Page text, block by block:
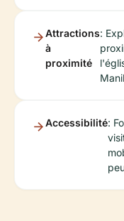
Attractions
à
proximité
:
Accessibilité: